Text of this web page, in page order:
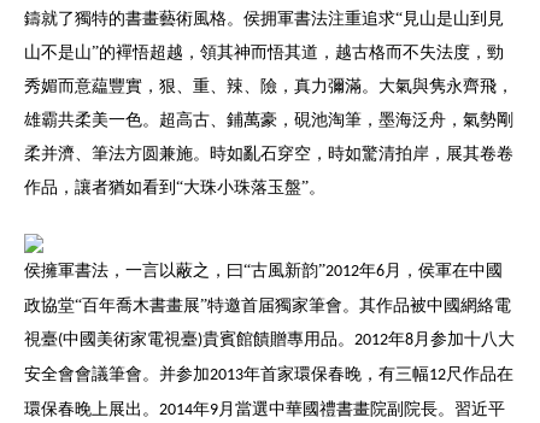
鑄就了獨特的書畫藝術風格。侯拥軍書法注重追求“見山是山到見
山不是山”的襌悟超越，領其神而悟其道，越古格而不失法度，勁
秀媚而意藴豐實，狠、重、辣、險，真力彌滿。大氣與隽永齊飛，
雄霸共柔美一色。超高古、鋪萬豪，硯池淘筆，墨海泛舟，氣勢剛
柔并濟、筆法方圆兼施。時如亂石穿空，時如驚清拍岸，展其卷卷
作品，讓者猶如看到“大珠小珠落玉盤”。
侯擁軍書法，一言以蔽之，曰“古風新韵”2012年6月，侯軍在中國
政協堂“百年喬木書畫展”特邀首届獨家筆會。其作品被中國網絡電
視臺(中國美術家電視臺)貴賓館饋贈專用品。 2012年8月参加十八大
安全會會議筆會。并参加2013年首家環保春晚，有三幅12尺作品在
環保春晚上展出。 2014年9月當選中華國禮書畫院副院長。習近平